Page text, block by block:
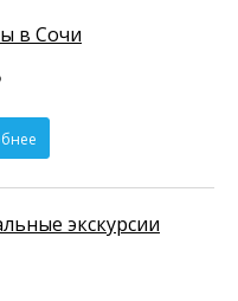
в Сочи
экскурсии